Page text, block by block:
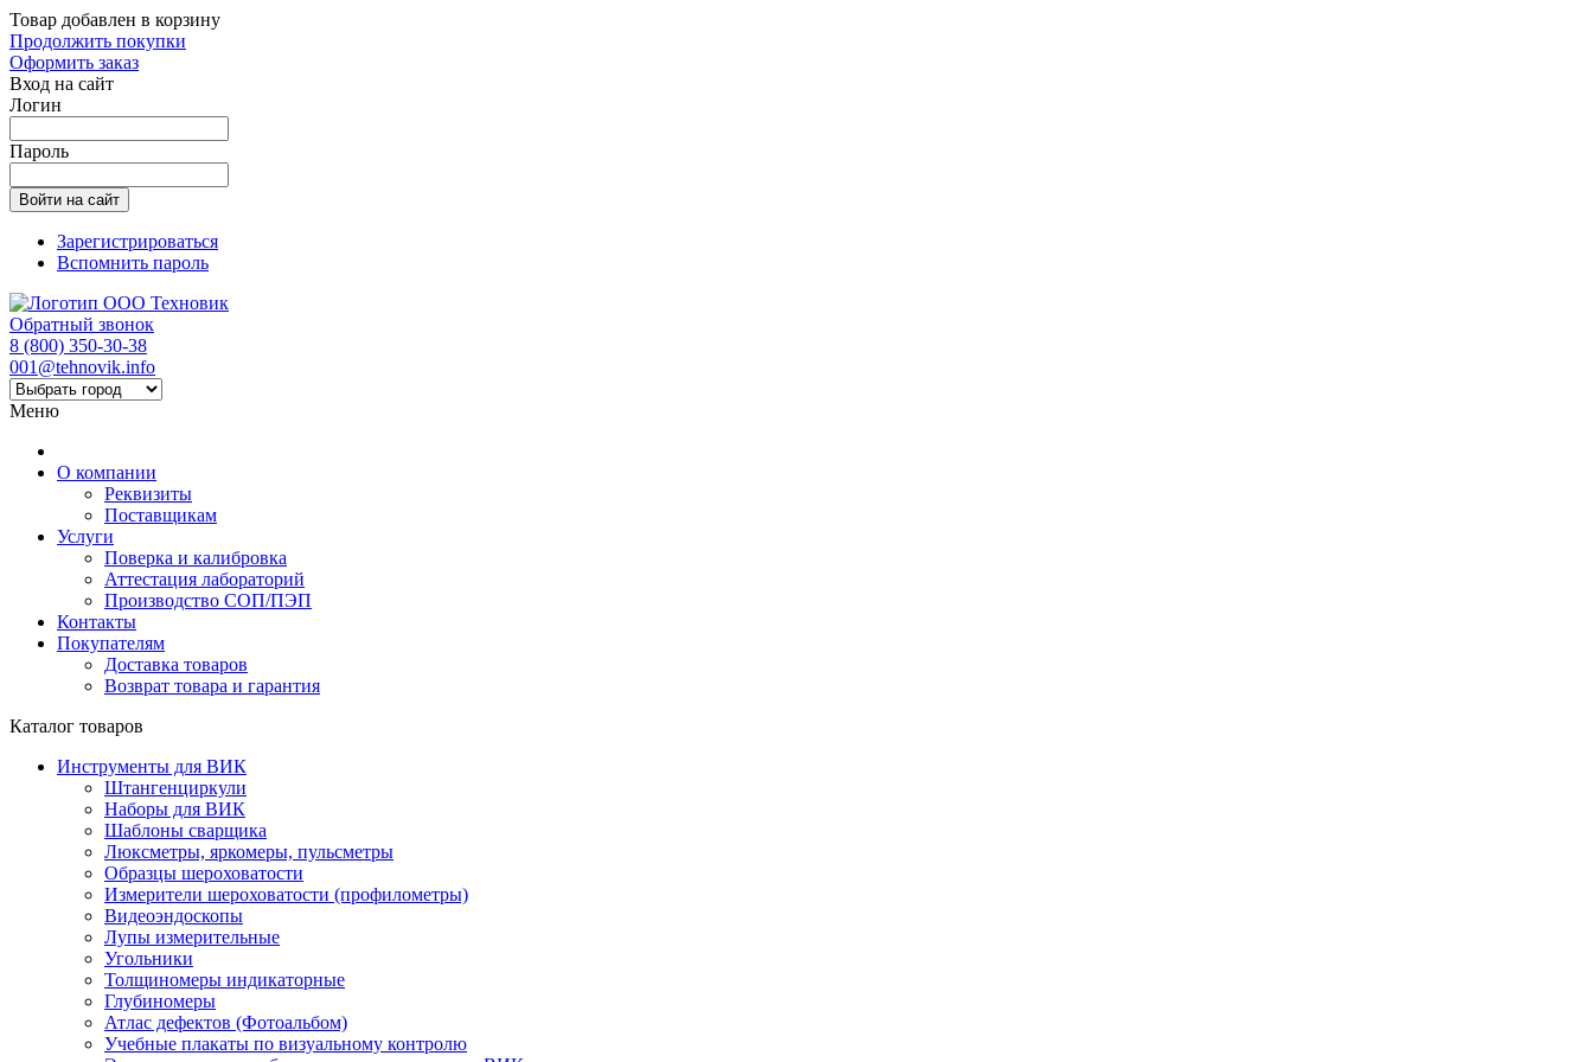
Товар добавлен в корзину
Продолжить покупки
Оформить заказ
Вход на сайт
Логин
Пароль
Зарегистрироваться
Вспомнить пароль
Обратный звонок
8 (800) 350-30-38
001@tehnovik.info
Меню
О компании
Реквизиты
Поставщикам
Услуги
Поверка и калибровка
Аттестация лабораторий
Производство СОП/ПЭП
Контакты
Покупателям
Доставка товаров
Возврат товара и гарантия
Каталог товаров
Инструменты для ВИК
Штангенциркули
Наборы для ВИК
Шаблоны сварщика
Люксметры, яркомеры, пульсметры
Образцы шероховатости
Измерители шероховатости (профилометры)
Видеоэндоскопы
Лупы измерительные
Угольники
Толщиномеры индикаторные
Глубиномеры
Атлас дефектов (Фотоальбом)
Учебные плакаты по визуальному контролю